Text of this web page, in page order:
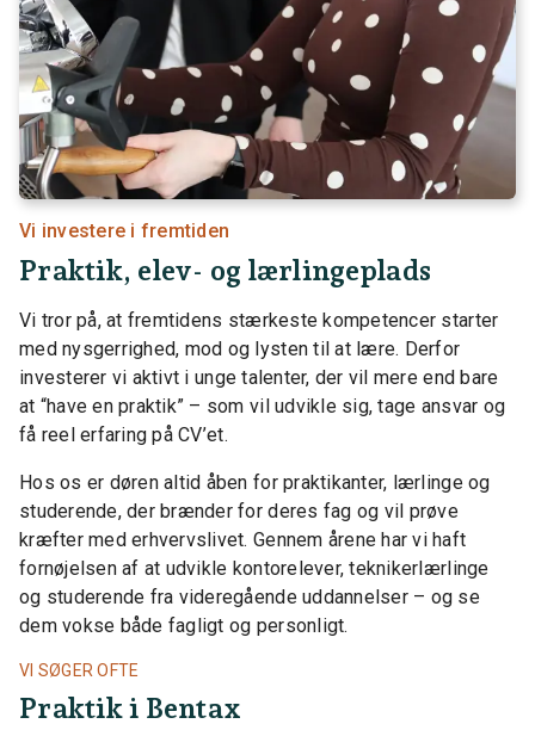
Vi investere i fremtiden
Praktik, elev- og lærlingeplads
Vi tror på, at fremtidens stærkeste kompetencer starter
med nysgerrighed, mod og lysten til at lære. Derfor
investerer vi aktivt i unge talenter, der vil mere end bare
at “have en praktik” – som vil udvikle sig, tage ansvar og
få reel erfaring på CV’et.
Hos os er døren altid åben for praktikanter, lærlinge og
studerende, der brænder for deres fag og vil prøve
kræfter med erhvervslivet. Gennem årene har vi haft
fornøjelsen af at udvikle kontorelever, teknikerlærlinge
og studerende fra videregående uddannelser – og se
dem vokse både fagligt og personligt.
VI SØGER OFTE
Praktik i Bentax